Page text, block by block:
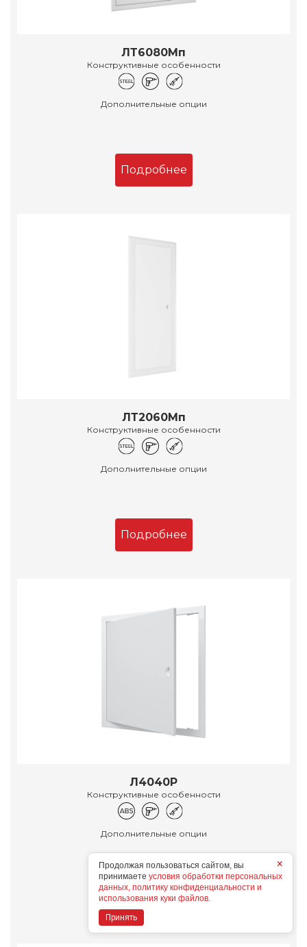
ЛТ6080Мп
Конструктивные особенности
Дополнительные опции
Подробнее
ЛТ2060Мп
Конструктивные особенности
Дополнительные опции
Подробнее
Л4040Р
Конструктивные особенности
Дополнительные опции
Подробнее
×
Продолжая пользоваться сайтом, вы
принимаете условия обработки персональных
данных, политику конфиденциальности и
использования куки файлов.
Принять